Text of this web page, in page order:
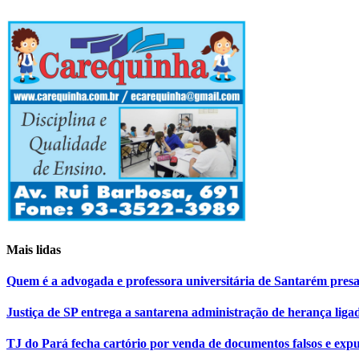
Mais lidas
Quem é a advogada e professora universitária de Santarém
Justiça de SP entrega a santarena administração de herança
TJ do Pará fecha cartório por venda de documentos falsos e